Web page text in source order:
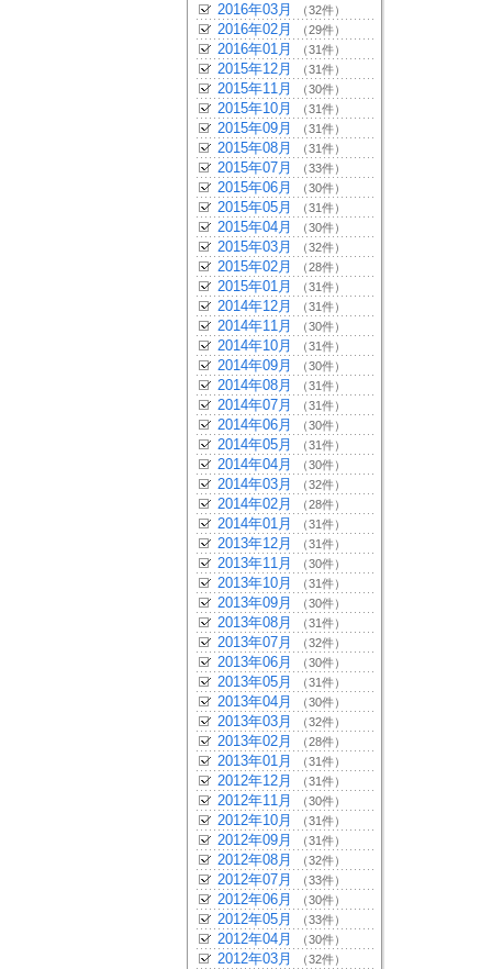
2016年03月 （32件）
2016年02月 （29件）
2016年01月 （31件）
2015年12月 （31件）
2015年11月 （30件）
2015年10月 （31件）
2015年09月 （31件）
2015年08月 （31件）
2015年07月 （33件）
2015年06月 （30件）
2015年05月 （31件）
2015年04月 （30件）
2015年03月 （32件）
2015年02月 （28件）
2015年01月 （31件）
2014年12月 （31件）
2014年11月 （30件）
2014年10月 （31件）
2014年09月 （30件）
2014年08月 （31件）
2014年07月 （31件）
2014年06月 （30件）
2014年05月 （31件）
2014年04月 （30件）
2014年03月 （32件）
2014年02月 （28件）
2014年01月 （31件）
2013年12月 （31件）
2013年11月 （30件）
2013年10月 （31件）
2013年09月 （30件）
2013年08月 （31件）
2013年07月 （32件）
2013年06月 （30件）
2013年05月 （31件）
2013年04月 （30件）
2013年03月 （32件）
2013年02月 （28件）
2013年01月 （31件）
2012年12月 （31件）
2012年11月 （30件）
2012年10月 （31件）
2012年09月 （31件）
2012年08月 （32件）
2012年07月 （33件）
2012年06月 （30件）
2012年05月 （33件）
2012年04月 （30件）
2012年03月 （32件）